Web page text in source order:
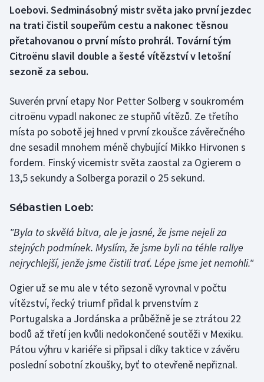
Florbal
Futsal
Golf
Gymnastika
Házená
Jezdectví
Judo
Krasobruslení
Lezení
Lyže a snowboard
Moderní pětiboj
Motorsport
Olympijské hry
Loebovi. Sedminásobný mistr světa jako první jezdec
na trati čistil soupeřům cestu a nakonec těsnou
přetahovanou o první místo prohrál. Tovární tým
Citroënu slavil double a šesté vítězství v letošní
sezoně za sebou.
Suverén první etapy Nor Petter Solberg v soukromém
citroënu vypadl nakonec ze stupňů vítězů. Ze třetího
místa po sobotě jej hned v první zkoušce závěrečného
dne sesadil mnohem méně chybující Mikko Hirvonen s
fordem. Finský vicemistr světa zaostal za Ogierem o
13,5 sekundy a Solberga porazil o 25 sekund.
Sébastien Loeb:
"Byla to skvělá bitva, ale je jasné, že jsme nejeli za
stejných podmínek. Myslím, že jsme byli na téhle rallye
nejrychlejší, jenže jsme čistili trať. Lépe jsme jet nemohli."
Ogier už se mu ale v této sezoně vyrovnal v počtu
vítězství, řecký triumf přidal k prvenstvím z
Portugalska a Jordánska a průběžně je se ztrátou 22
bodů až třetí jen kvůli nedokončené soutěži v Mexiku.
Pátou výhru v kariéře si připsal i díky taktice v závěru
poslední sobotní zkoušky, byť to otevřeně nepřiznal.